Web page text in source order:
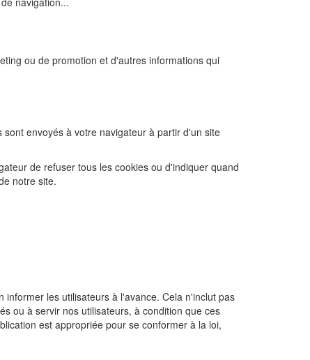
ou de promotion et d'autres informations qui
envoyés à votre navigateur à partir d'un site
de refuser tous les cookies ou d'indiquer quand
notre site.
les utilisateurs à l'avance. Cela n'inclut pas
ou à servir nos utilisateurs, à condition que ces
est appropriée pour se conformer à la loi,